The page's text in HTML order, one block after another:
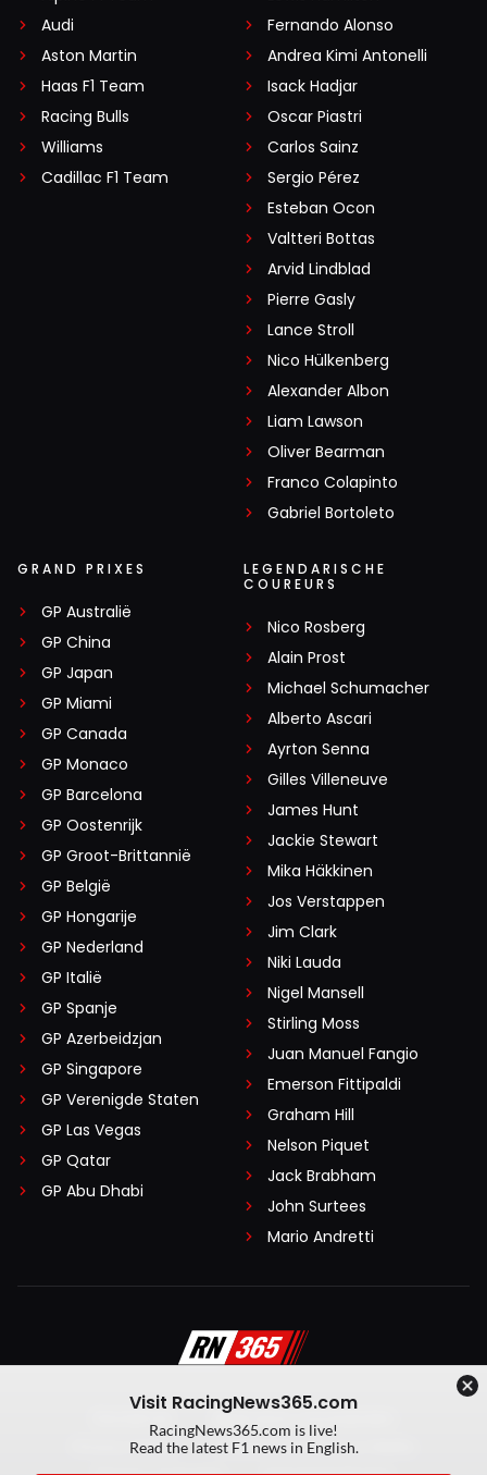
Audi
Aston Martin
Haas F1 Team
Racing Bulls
Williams
Cadillac F1 Team
Fernando Alonso
Andrea Kimi Antonelli
Isack Hadjar
Oscar Piastri
Carlos Sainz
Sergio Pérez
Esteban Ocon
Valtteri Bottas
Arvid Lindblad
Pierre Gasly
Lance Stroll
Nico Hülkenberg
Alexander Albon
Liam Lawson
Oliver Bearman
Franco Colapinto
Gabriel Bortoleto
GRAND PRIXES
GP Australië
GP China
GP Japan
GP Miami
GP Canada
GP Monaco
GP Barcelona
GP Oostenrijk
GP Groot-Brittannië
GP België
GP Hongarije
GP Nederland
GP Italië
GP Spanje
GP Azerbeidzjan
GP Singapore
GP Verenigde Staten
GP Las Vegas
GP Qatar
GP Abu Dhabi
LEGENDARISCHE
COUREURS
Nico Rosberg
Alain Prost
Michael Schumacher
Alberto Ascari
Ayrton Senna
Gilles Villeneuve
James Hunt
Jackie Stewart
Mika Häkkinen
Jos Verstappen
Jim Clark
Niki Lauda
Nigel Mansell
Stirling Moss
Juan Manuel Fangio
Emerson Fittipaldi
Graham Hill
Nelson Piquet
Jack Brabham
John Surtees
Mario Andretti
Algemene voorwaarden
Privacy Policy
Created by On Your Marks
Visit RacingNews365.com
RacingNews365.com is live!
Read the latest F1 news in English.